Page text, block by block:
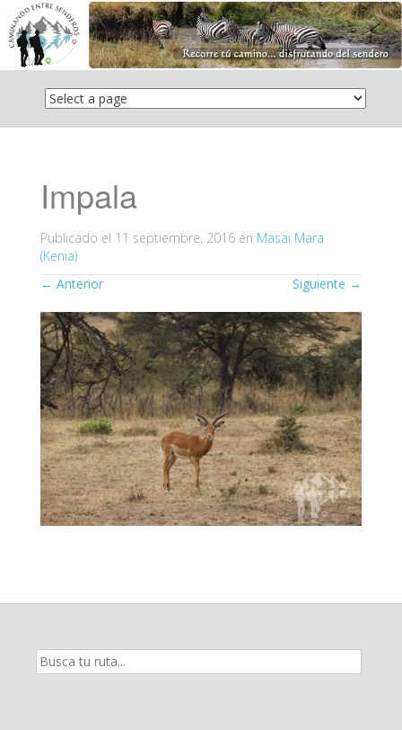
Saltar
contenido
Impala
Publicado el 11 septiembre, 2016 en Masai Mara
(Kenia)
← Anterior Siguiente →
Resultados